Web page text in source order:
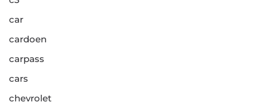
car
cardoen
carpass
cars
chevrolet